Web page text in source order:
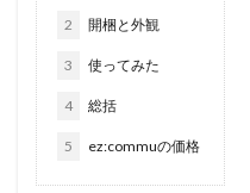
2 開梱と外観
3 使ってみた
4 総括
5 ez:commuの価格